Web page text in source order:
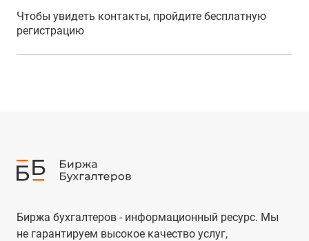
Чтобы увидеть контакты, пройдите бесплатную
регистрацию
Биржа бухгалтеров - информационный ресурс. Мы
не гарантируем высокое качество услуг,